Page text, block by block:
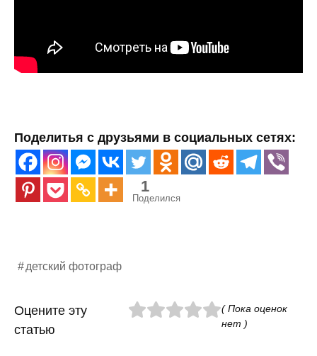
Поделитья с друзьями в социальных сетях:
1
Поделился
детский фотограф
Оцените эту
статью
( Пока оценок
нет )